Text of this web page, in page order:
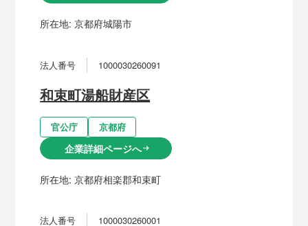
所在地:京都府城陽市
法人番号 1000030260091
和束町湯船財産区
官公庁 京都府
企業詳細ページへarrow_right_alt
所在地:京都府相楽郡和束町
法人番号 1000030260001